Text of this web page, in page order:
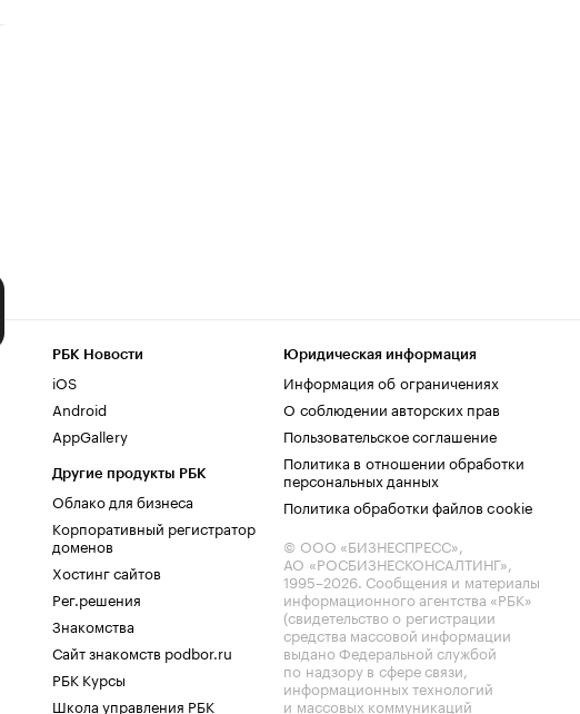
РБК Новости
iOS
Android
AppGallery
Другие продукты РБК
Облако для бизнеса
Корпоративный регистратор
доменов
Хостинг сайтов
Рег.решения
Знакомства
Сайт знакомств podbor.ru
РБК Курсы
Школа управления РБК
Юридическая информация
Информация об ограничениях
О соблюдении авторских прав
Пользовательское соглашение
Политика в отношении обработки
персональных данных
Политика обработки файлов cookie
© ООО «БИЗНЕСПРЕСС»,
АО «РОСБИЗНЕСКОНСАЛТИНГ»,
1995–2026. Сообщения и материалы
информационного агентства «РБК»
(свидетельство о регистрации
средства массовой информации
выдано Федеральной службой
по надзору в сфере связи,
информационных технологий
и массовых коммуникаций